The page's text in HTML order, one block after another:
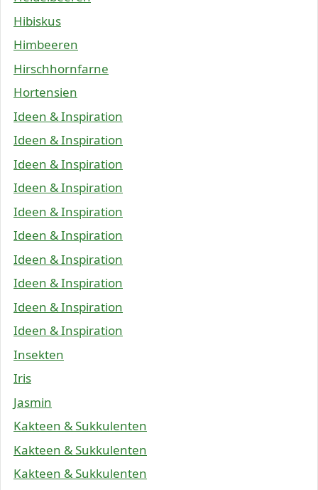
Hibiskus
Himbeeren
Hirschhornfarne
Hortensien
Ideen & Inspiration
Ideen & Inspiration
Ideen & Inspiration
Ideen & Inspiration
Ideen & Inspiration
Ideen & Inspiration
Ideen & Inspiration
Ideen & Inspiration
Ideen & Inspiration
Ideen & Inspiration
Insekten
Iris
Jasmin
Kakteen & Sukkulenten
Kakteen & Sukkulenten
Kakteen & Sukkulenten